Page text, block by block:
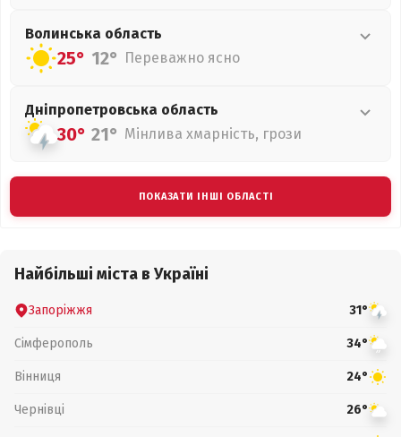
Волинська область
25° 12° Переважно ясно
Дніпропетровська область
30° 21° Мінлива хмарність, грози
ПОКАЗАТИ ІНШІ ОБЛАСТІ
Найбільші міста в Україні
Запоріжжя 31°
Сімферополь 34°
Вінниця 24°
Чернівці 26°